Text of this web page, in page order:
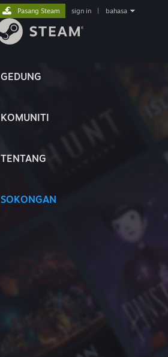
GEDUNG
KOMUNITI
TENTANG
SOKONGAN
Pasang Steam sign in bahasa